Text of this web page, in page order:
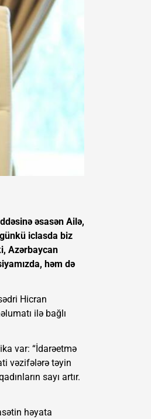
əsasən Ailə,
iclasda biz
Azərbaycan
həm də
Hicran
ilə bağlı
var: “İdarəetmə
vəzifələrə təyin
sayı artır.
həyata